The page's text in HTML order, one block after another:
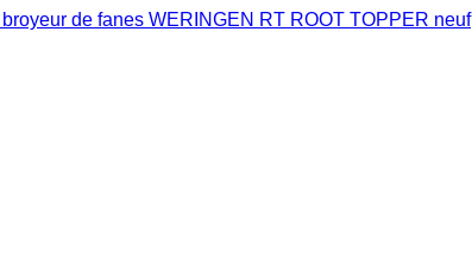
broyeur de fanes WERINGEN RT ROOT TOPPER neuf